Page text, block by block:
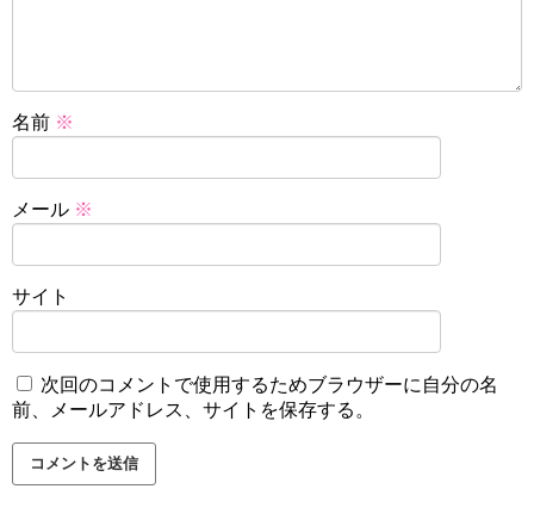
名前 ※
メール ※
サイト
次回のコメントで使用するためブラウザーに自分の名
前、メールアドレス、サイトを保存する。